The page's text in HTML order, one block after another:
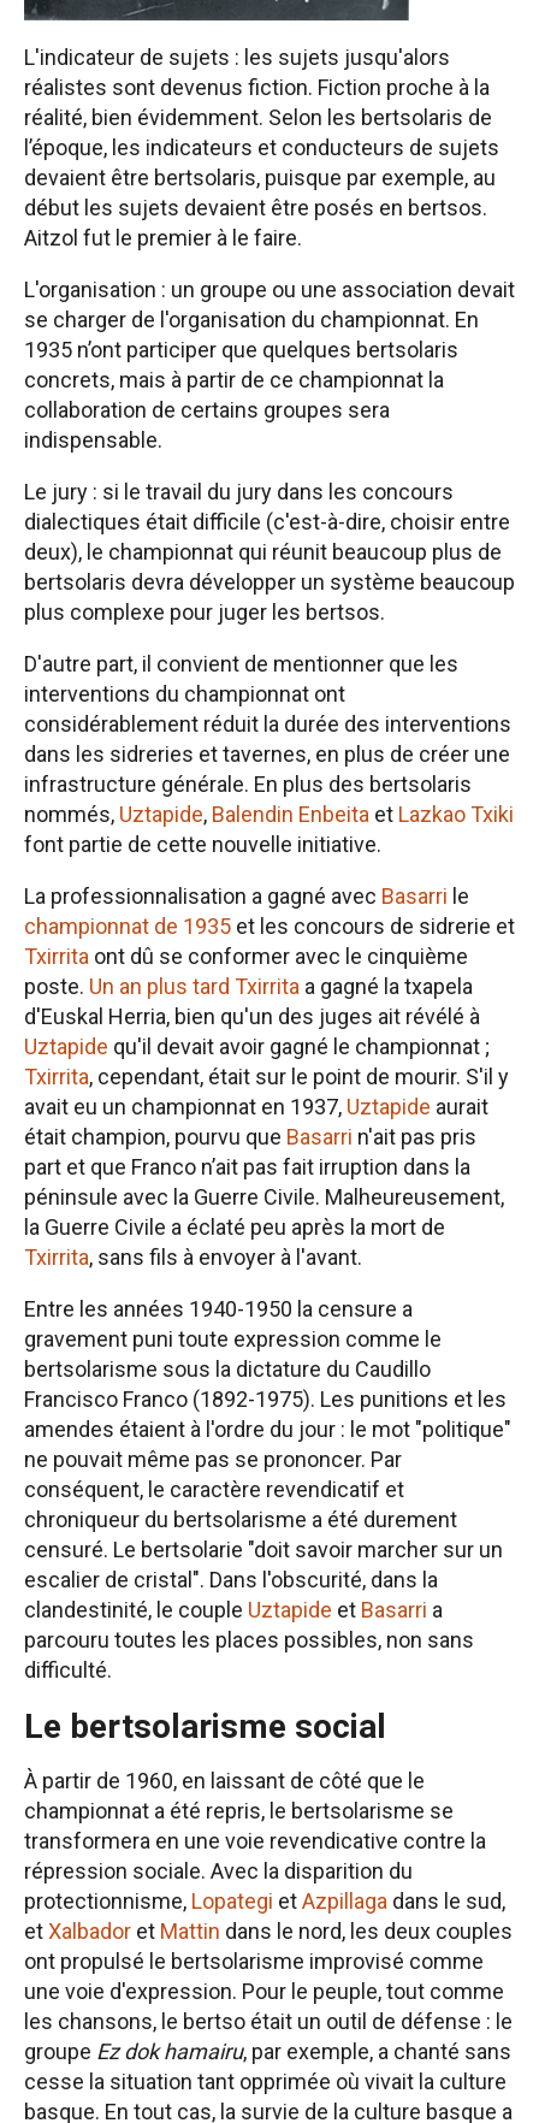
L'indicateur de sujets : les sujets jusqu'alors
réalistes sont devenus fiction. Fiction proche à la
réalité, bien évidemment. Selon les bertsolaris de
l’époque, les indicateurs et conducteurs de sujets
devaient être bertsolaris, puisque par exemple, au
début les sujets devaient être posés en bertsos.
Aitzol fut le premier à le faire.
L'organisation : un groupe ou une association devait
se charger de l'organisation du championnat. En
1935 n’ont participer que quelques bertsolaris
concrets, mais à partir de ce championnat la
collaboration de certains groupes sera
indispensable.
Le jury : si le travail du jury dans les concours
dialectiques était difficile (c'est-à-dire, choisir entre
deux), le championnat qui réunit beaucoup plus de
bertsolaris devra développer un système beaucoup
plus complexe pour juger les bertsos.
D'autre part, il convient de mentionner que les
interventions du championnat ont
considérablement réduit la durée des interventions
dans les sidreries et tavernes, en plus de créer une
infrastructure générale. En plus des bertsolaris
nommés, Uztapide, Balendin Enbeita et Lazkao Txiki
font partie de cette nouvelle initiative.
La professionnalisation a gagné avec Basarri le
championnat de 1935 et les concours de sidrerie et
Txirrita ont dû se conformer avec le cinquième
poste. Un an plus tard Txirrita a gagné la txapela
d'Euskal Herria, bien qu'un des juges ait révélé à
Uztapide qu'il devait avoir gagné le championnat ;
Txirrita, cependant, était sur le point de mourir. S'il y
avait eu un championnat en 1937, Uztapide aurait
était champion, pourvu que Basarri n'ait pas pris
part et que Franco n’ait pas fait irruption dans la
péninsule avec la Guerre Civile. Malheureusement,
la Guerre Civile a éclaté peu après la mort de
Txirrita, sans fils à envoyer à l'avant.
Entre les années 1940-1950 la censure a
gravement puni toute expression comme le
bertsolarisme sous la dictature du Caudillo
Francisco Franco (1892-1975). Les punitions et les
amendes étaient à l'ordre du jour : le mot "politique"
ne pouvait même pas se prononcer. Par
conséquent, le caractère revendicatif et
chroniqueur du bertsolarisme a été durement
censuré. Le bertsolarie "doit savoir marcher sur un
escalier de cristal". Dans l'obscurité, dans la
clandestinité, le couple Uztapide et Basarri a
parcouru toutes les places possibles, non sans
difficulté.
Le bertsolarisme social
À partir de 1960, en laissant de côté que le
championnat a été repris, le bertsolarisme se
transformera en une voie revendicative contre la
répression sociale. Avec la disparition du
protectionnisme, Lopategi etAzpillaga dans le sud,
etXalbador et Mattin dans le nord, les deux couples
ont propulsé le bertsolarisme improvisé comme
une voie d'expression. Pour le peuple, tout comme
les chansons, le bertso était un outil de défense : le
groupe Ez dok hamairu, par exemple, a chanté sans
cesse la situation tant opprimée où vivait la culture
basque. En tout cas, la survie de la culture basque a